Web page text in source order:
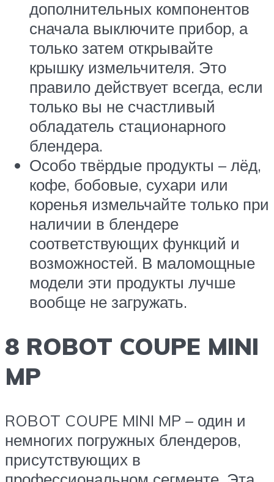
дополнительных компонентов
сначала выключите прибор, а
только затем открывайте
крышку измельчителя. Это
правило действует всегда, если
только вы не счастливый
обладатель стационарного
блендера.
Особо твёрдые продукты – лёд,
кофе, бобовые, сухари или
коренья измельчайте только при
наличии в блендере
соответствующих функций и
возможностей. В маломощные
модели эти продукты лучше
вообще не загружать.
8 ROBOT COUPE MINI
MP
ROBOT COUPE MINI MP – один и
немногих погружных блендеров,
присутствующих в